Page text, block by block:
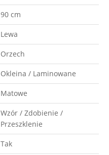
90 cm
Lewa
Orzech
Okleina / Laminowane
Matowe
Wzór / Zdobienie /
Przeszklenie
Tak